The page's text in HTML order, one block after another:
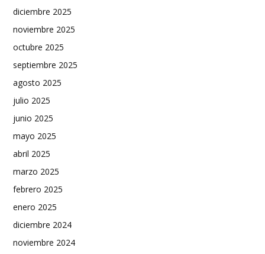
diciembre 2025
noviembre 2025
octubre 2025
septiembre 2025
agosto 2025
julio 2025
junio 2025
mayo 2025
abril 2025
marzo 2025
febrero 2025
enero 2025
diciembre 2024
noviembre 2024